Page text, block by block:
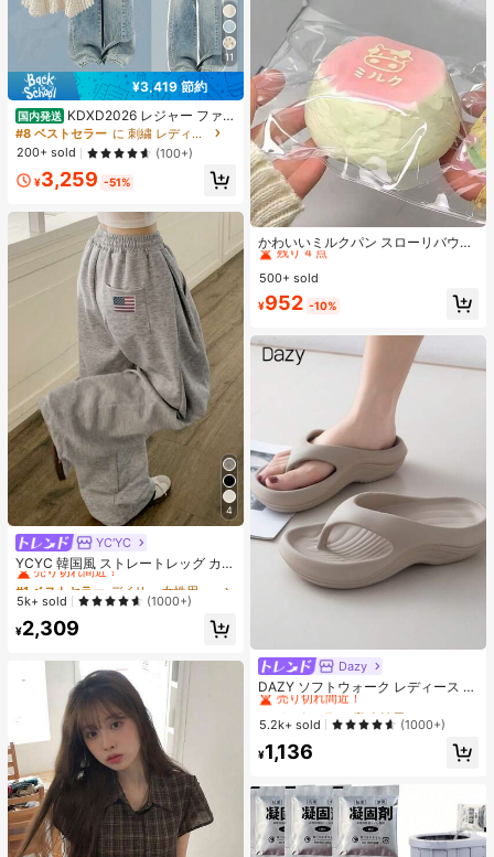
11
¥3,419 節約
国内発送 KDXD2026 レジャー ファッ
ション ロングサイズ 夏服 女性 ワイ
ルドスタイル ボア付きトップス ワイ
ルドスタイル ロングスカート 3点セ
ット UVカット 軽量 通気性 袖付き
ヒップカバー効果 通気性抜群 サイズ
#8 ベストセラー
に 刺繍 レディースコーデ
200+ sold
(100+)
¥3,259 -51%
4
YC'YC
YCYC 韓国風 ストレートレッグ カジ
ュアル ルーズ 万能 スウェットパン
ツ レディース 秋
#1 ベストセラー
売り切れ間近！
#1 ベストセラー
売り切れ間近！
#1 ベストセラー
売り切れ間近！
#1 ベストセラー
売り切れ間近！
5k+ sold (1000+)
¥2,309
かわいいミルクパン スローリバウン
ドおもちゃ、超ソフト ストレス解消
おもちゃ、クリーミーな粘性テクス
チャー、漫画フード型スクイーズお
もちゃ、不安解消
#1 ベストセラー
残り 4 点
#1 ベストセラー
残り 4 点
#1 ベストセラー
残り 4 点
#1 ベストセラー
500+ sold
¥952 -10%
Dazy
DAZY ソフトウォーク レディース E
VA ミッドヒール プラットフォーム
ビーチサンダル - 超軽量、通気性、
快適、滑り止め、ソフトソール、ビ
ーチ、休暇、家庭の自由時間、日常
着用に最適な ミニマリストデザイン
リントなし
#1 ベストセラー
売り切れ間近！
#1 ベストセラー
売り切れ間近！
#1 ベストセラー
売り切れ間近！
#1 ベストセラー
売り切れ間近！
5.2k+ sold (1000+)
¥1,136